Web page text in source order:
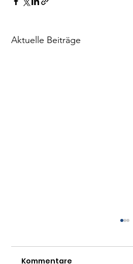
Aktuelle Beiträge
Kommentare